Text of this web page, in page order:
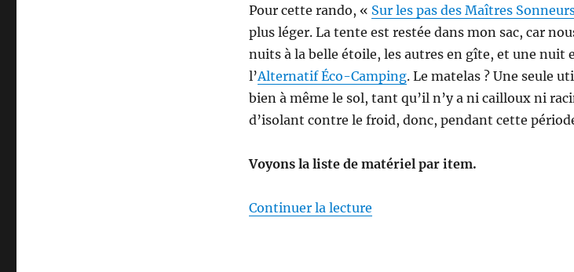
Pour cette rando, « Sur les pas des Maîtres
plus léger. La tente est restée dans mon sac, car
nuits à la belle étoile, les autres en gîte, et une nuit
l’Alternatif Éco-Camping. Le matelas ? Une seule
bien à même le sol, tant qu’il n’y a ni cailloux ni
d’isolant contre le froid, donc, pendant cette
Voyons la liste de matériel par item.
Continuer la lecturede « Mon matériel pour la